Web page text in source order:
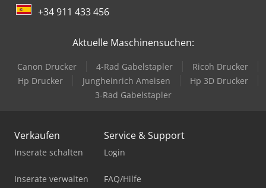
+34 911 433 456
Aktuelle Maschinensuchen:
Canon Drucker 4-Rad Gabelstapler
Ricoh Drucker
Hp Drucker
Jungheinrich Ameisen
Hp 3D Drucker
3-Rad Gabelstapler
Verkaufen
Inserate schalten
Inserate verwalten
Service & Support
Login
FAQ/Hilfe